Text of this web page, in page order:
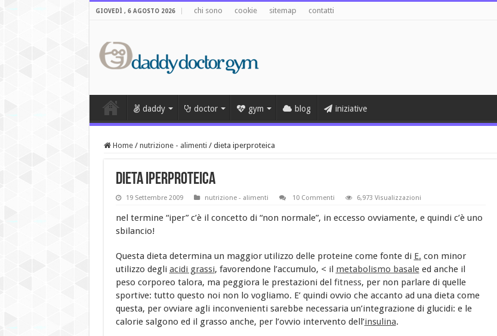
GIOVEDÌ , 6 AGOSTO 2026 chi sono cookie sitemap contatti
daddy doctor gym blog iniziative
Home / nutrizione - alimenti / dieta iperproteica
dieta iperproteica
19 Settembre 2009 nutrizione - alimenti 10 Commenti 6,973 Visualizzazioni
nel termine “iper” c’è il concetto di “non normale”, in eccesso ovviamente, e quindi c’è uno
sbilancio!
Questa dieta determina un maggior utilizzo delle proteine come fonte di E. con minor
utilizzo degli acidi grassi, favorendone l’accumulo, < il metabolismo basaleed anche il
peso corporeo talora, ma peggiora le prestazioni del fitness, per non parlare di quelle
sportive: tutto questo noi non lo vogliamo. E’ quindi ovvio che accanto ad una dieta come
questa, per ovviare agli inconvenienti sarebbe necessaria un’integrazione di glucidi: e le
calorie salgono ed il grasso anche, per l’ovvio intervento dell’insulina.